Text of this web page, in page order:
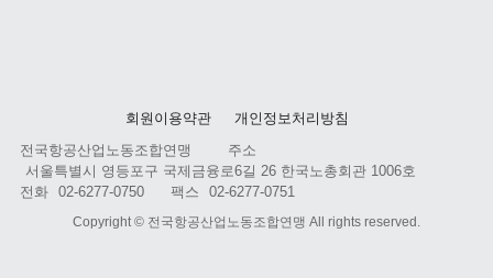
회원이용약관
개인정보처리방침
전국항공산업노동조합연맹
주소
서울특별시 영등포구 국제금융로6길 26 한국노총회관 1006호
전화
02-6277-0750 팩스 02-6277-0751
Copyright © 전국항공산업노동조합연맹 All rights reserved.